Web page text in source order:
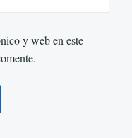
y web en este